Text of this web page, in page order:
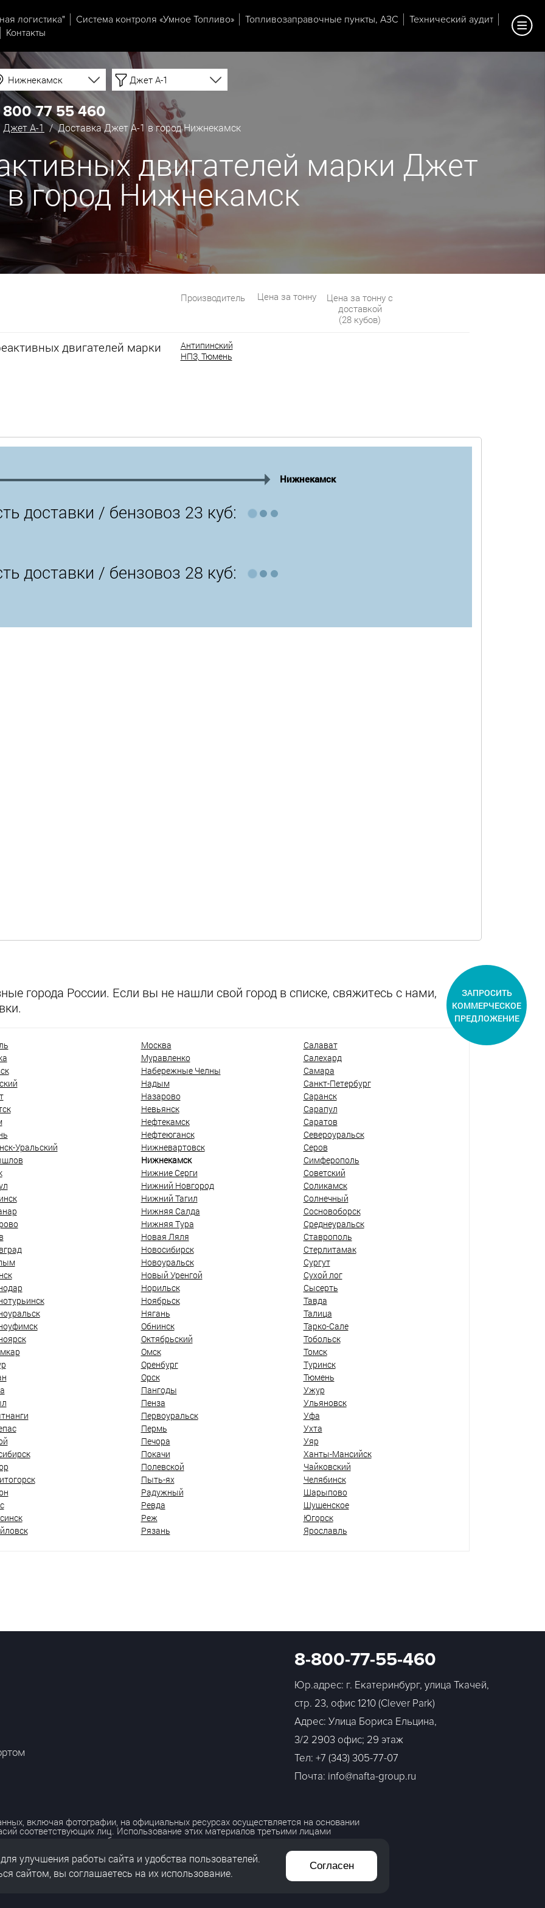
логистика" Система контроля «Умное Топливо» Топливозаправочные пункты, АЗС
Технический аудит
Контакты
Нижнекамск Джет А-1
800 77 55 460
Джет А-1 / Доставка Джет А-1 в город Нижнекамск
двигателей марки Джет
в город Нижнекамск
Производитель Цена за тонну
Цена за тонну с
доставкой
(28 кубов)
двигателей марки
Антипинский
НПЗ, Тюмень
Нижнекамск
доставки / бензовоз 23 куб:
доставки / бензовоз 28 куб:
города России. Если вы не нашли свой город в списке, свяжитесь с нами,
Уральский
Москва
Муравленко
Набережные Челны
Надым
Назарово
Невьянск
Нефтекамск
Нефтеюганск
Нижневартовск
Нижнекамск
Нижние Серги
Нижний Новгород
Нижний Тагил
Нижняя Салда
Нижняя Тура
Новая Ляля
Новосибирск
Новоуральск
Новый Уренгой
Норильск
Ноябрьск
Нягань
Обнинск
Октябрьский
Омск
Оренбург
Орск
Пангоды
Пенза
Первоуральск
Пермь
Печора
Покачи
Полевской
Пыть-ях
Радужный
Ревда
Реж
Рязань
Салават
Салехард
Самара
Санкт-Петербург
Саранск
Сарапул
Саратов
Североуральск
Серов
Симферополь
Советский
Соликамск
Солнечный
Сосновоборск
Среднеуральск
Ставрополь
Стерлитамак
Сургут
Сухой лог
Сысерть
Тавда
Талица
Тарко-Сале
Тобольск
Томск
Туринск
Тюмень
Ужур
Ульяновск
Уфа
Ухта
Уяр
Ханты-Мансийск
Чайковский
Челябинск
Шарыпово
Шушенское
Югорск
Ярославль
8-800-77-55-460
Юр.адрес: г. Екатеринбург, улица Ткачей,
стр. 23, офис 1210 (Clever Park)
Адрес: Улица Бориса Ельцина,
3/2 2903 офис; 29 этаж
Тел: +7 (343) 305-77-07
Почта: info@nafta-group.ru
включая фотографии, на официальных ресурсах осуществляется на основании
соответствующих лиц. Использование этих материалов третьими лицами
с разрешения правообладателя.
данных
данных
ЗАПРОСИТЬ
КОММЕРЧЕСКОЕ
ПРЕДЛОЖЕНИЕ
улучшения работы сайта и удобства пользователей.
сайтом, вы соглашаетесь на их использование.
Согласен